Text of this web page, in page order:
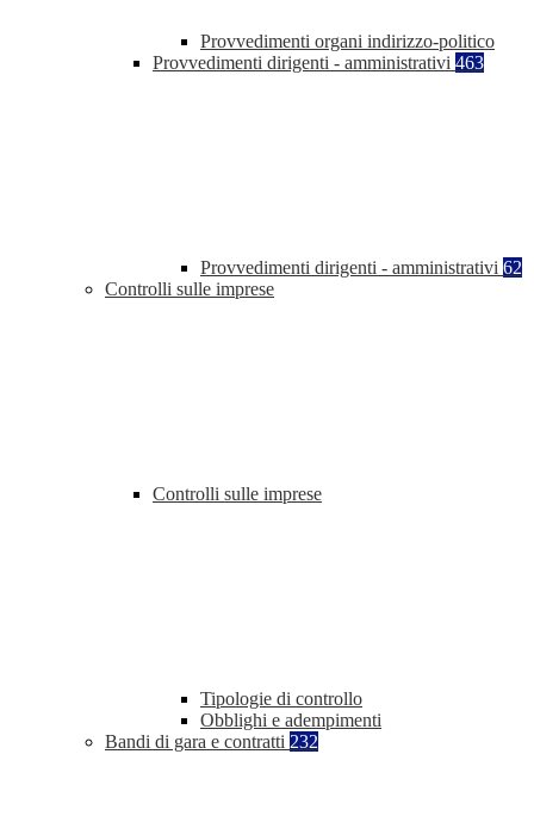
Provvedimenti organi indirizzo-politico
Provvedimenti dirigenti - amministrativi 463
Provvedimenti dirigenti - amministrativi 62
Controlli sulle imprese
Controlli sulle imprese
Tipologie di controllo
Obblighi e adempimenti
Bandi di gara e contratti 232